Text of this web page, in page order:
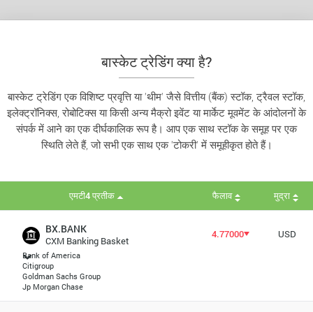
बास्केट ट्रेडिंग क्या है?
बास्केट ट्रेडिंग एक विशिष्ट प्रवृत्ति या 'थीम' जैसे वित्तीय (बैंक) स्टॉक, ट्रैवल स्टॉक,
इलेक्ट्रॉनिक्स, रोबोटिक्स या किसी अन्य मैक्रो इवेंट या मार्केट मूवमेंट के आंदोलनों के
संपर्क में आने का एक दीर्घकालिक रूप है। आप एक साथ स्टॉक के समूह पर एक
स्थिति लेते हैं, जो सभी एक साथ एक 'टोकरी' में समूहीकृत होते हैं।
एमटी4 प्रतीक फैलाव मुद्रा
BX.BANK
CXM Banking Basket
Bank of America
Citigroup
Goldman Sachs Group
Jp Morgan Chase
4.77000 USD